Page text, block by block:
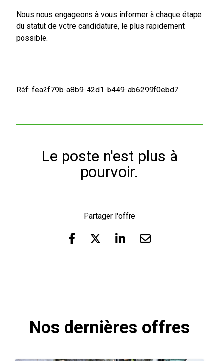
Nous nous engageons à vous informer à chaque étape
du statut de votre candidature, le plus rapidement
possible.
Réf: fea2f79b-a8b9-42d1-b449-ab6299f0ebd7
Le poste n'est plus à
pourvoir.
Partager l'offre
Nos dernières offres